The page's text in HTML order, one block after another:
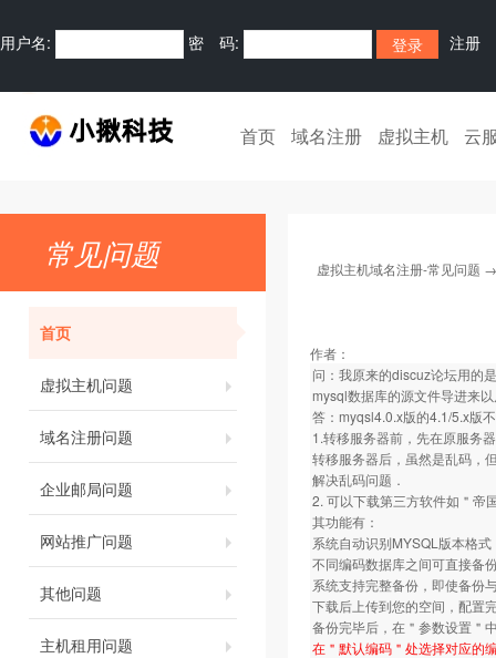
用户名: 密 码: 注册
首页 域名注册 虚拟主机 云
常见问题
首页
虚拟主机问题
域名注册问题
企业邮局问题
网站推广问题
其他问题
主机租用问题
虚拟主机域名注册-常见问题
作者：
问：我原来的discuz论坛用的
mysql数据库的源文件导进来
答：myqsl4.0.x版的4.1/5.x版
1.转移服务器前，先在原服务
转移服务器后，虽然是乱码，
解决乱码问题．
2. 可以下载第三方软件如＂
其功能有：
系统自动识别MYSQL版本格
不同编码数据库之间可直接备
系统支持完整备份，即使备份
下载后上传到您的空间，配置
备份完毕后，在＂参数设置＂
在＂默认编码＂处选择对应的